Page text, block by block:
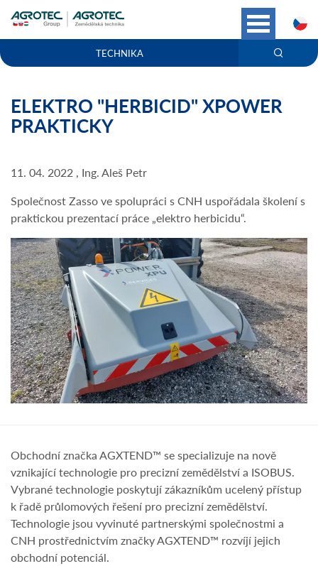
TECHNIKA
ELEKTRO "HERBICID" XPOWER
PRAKTICKY
11. 04. 2022 , Ing. Aleš Petr
Společnost Zasso ve spolupráci s CNH uspořádala školení s
praktickou prezentací práce „elektro herbicidu“.
Obchodní značka AGXTEND™ se specializuje na nově
vznikající technologie pro precizní zemědělství a ISOBUS.
Vybrané technologie poskytují zákazníkům ucelený přístup
k řadě průlomových řešení pro precizní zemědělství.
Technologie jsou vyvinuté partnerskými společnostmi a
CNH prostřednictvím značky AGXTEND™ rozvíjí jejich
obchodní potenciál.